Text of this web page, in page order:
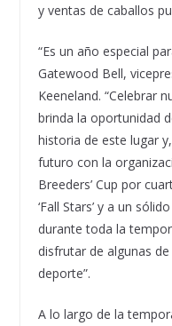
y ventas de caballos
“Es un año especial
Gatewood Bell,
Keeneland. “Celebrar
brinda la oportunidad
historia de este lugar
futuro con la
Breeders’ Cup por
‘Fall Stars’ y a un
durante toda la
disfrutar de algunas
deporte”.
A lo largo de la